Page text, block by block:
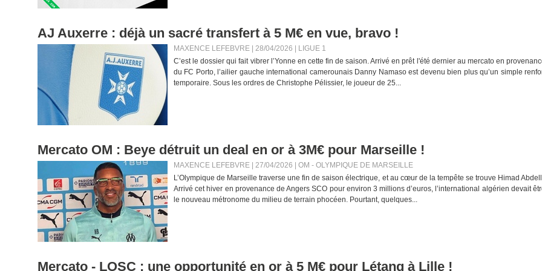
AJ Auxerre : déjà un sacré transfert à 5 M€ en vue, bravo !
MAXENCE LEFEBVRE | 28/04/2026
LIGUE 1
C’est le dossier qui fait vibrer l’Yonne en cette fin de saison. Arrivé en prêt l'été dernier au mercato en
du FC Porto, l’ailier gauche international camerounais Danny Namaso est devenu bien plus qu’un simple
temporaire. Sous les ordres de Christophe Pélissier, le joueur de 25...
Mercato OM : Beye détruit un deal en or à 3M€ pour Marseille !
MAXENCE LEFEBVRE | 27/04/2026
OM - OLYMPIQUE DE MARSEILLE
L’Olympique de Marseille traverse une fin de saison électrique, et au cœur de la tempête se trouve Himad
Arrivé cet hiver en provenance de Angers SCO pour environ 3 millions d’euros, l’international algérien devait
le nouveau métronome du milieu de terrain phocéen. Pourtant, quelques...
Mercato - LOSC : une opportunité en or à 5 M€ pour Létang à Lille !